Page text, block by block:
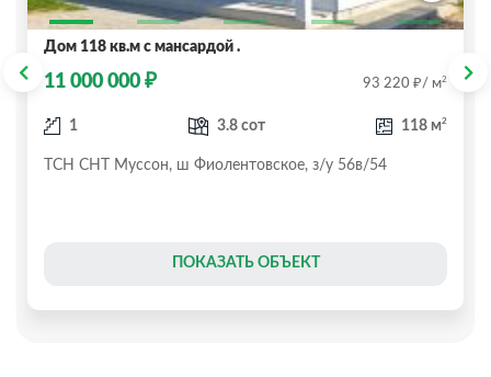
Дом 118 кв.м с мансардой .
11 000 000 ₽ 93 220 ₽/ м2
1 3.8 сот 118 м2
ТСН СНТ Муссон, ш Фиолентовское, з/у 56в/54
ПОКАЗАТЬ ОБЪЕКТ